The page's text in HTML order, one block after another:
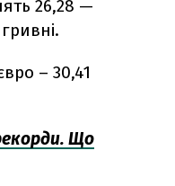
26,28 —
– 30,41
Що